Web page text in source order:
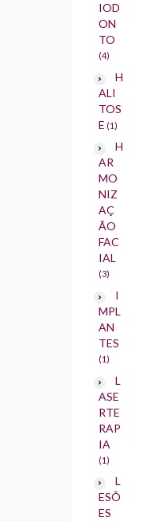
IOD
ON
TO
(4)
H
ALI
TOS
E (1)
H
AR
MO
NIZ
AÇ
ÃO
FAC
IAL
(3)
I
MPL
AN
TES
(1)
L
ASE
RTE
RAP
IA
(1)
L
ESÕ
ES